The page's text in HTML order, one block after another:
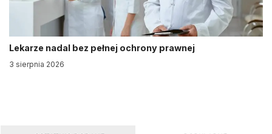
Lekarze nadal bez pełnej ochrony prawnej
3 sierpnia 2026